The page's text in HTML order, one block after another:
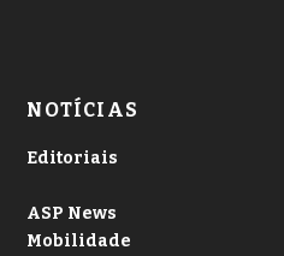
NOTÍCIAS
Editoriais
ASP News
Mobilidade